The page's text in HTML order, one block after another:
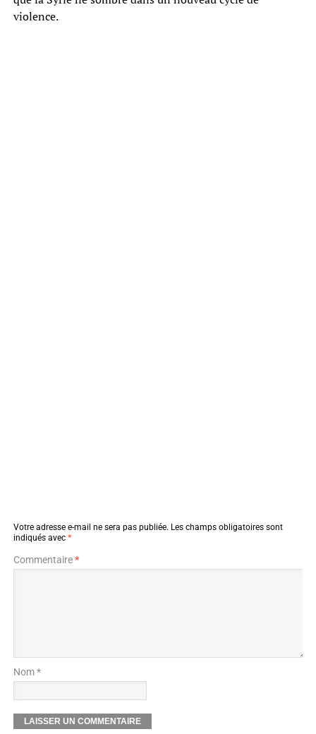
violence.
Votre adresse e-mail ne sera pas publiée. Les champs obligatoires sont
indiqués avec *
Commentaire*
Nom *